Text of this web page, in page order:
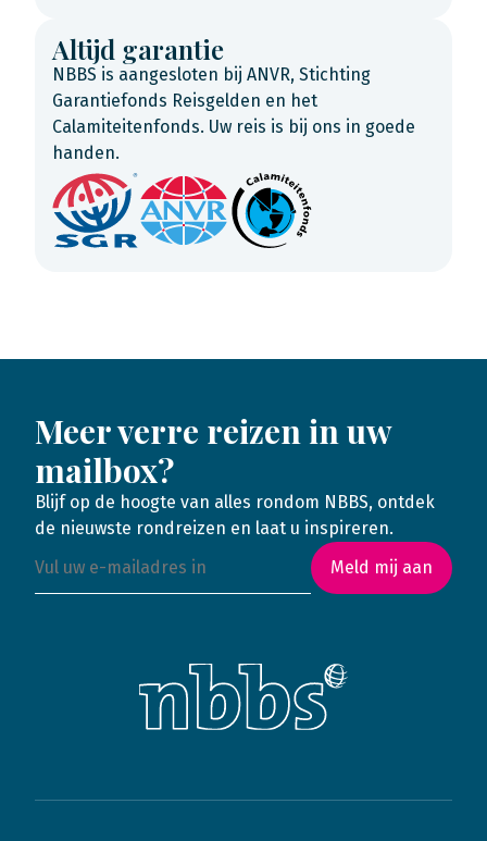
Altijd garantie
NBBS is aangesloten bij ANVR, Stichting
Garantiefonds Reisgelden en het
Calamiteitenfonds. Uw reis is bij ons in goede
handen.
Meer verre reizen in uw
mailbox?
Blijf op de hoogte van alles rondom NBBS, ontdek
de nieuwste rondreizen en laat u inspireren.
Meld mij aan